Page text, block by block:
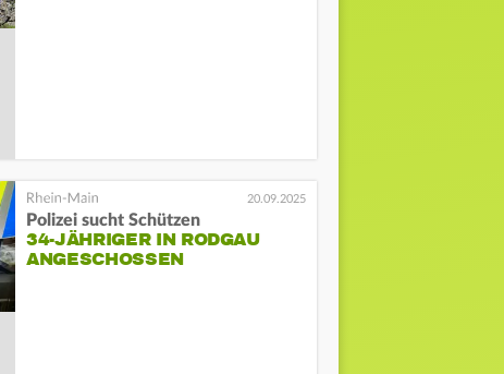
20.09.2025
Polizei sucht Schützen
34-JÄHRIGER IN RODGAU
ANGESCHOSSEN